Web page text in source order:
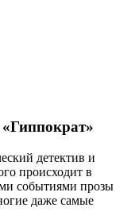
детектив и
происходит в
событиями прозы
даже самые